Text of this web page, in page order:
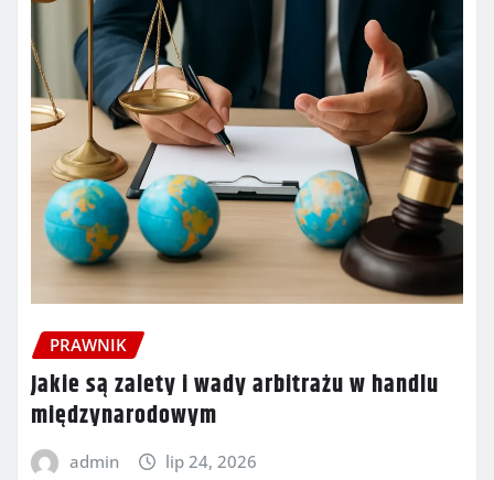
PRAWNIK
Jakie są zalety i wady arbitrażu w handlu
międzynarodowym
admin lip 24, 2026